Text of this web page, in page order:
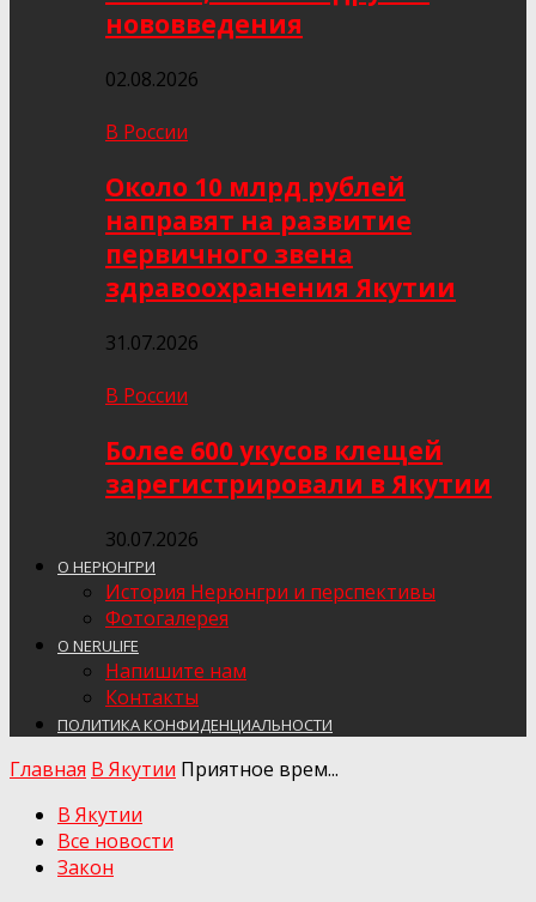
нововведения
02.08.2026
В России
Около 10 млрд рублей
направят на развитие
первичного звена
здравоохранения Якутии
31.07.2026
В России
Более 600 укусов клещей
зарегистрировали в Якутии
30.07.2026
О НЕРЮНГРИ
История Нерюнгри и перспективы
Фотогалерея
О NERULIFE
Напишите нам
Контакты
ПОЛИТИКА КОНФИДЕНЦИАЛЬНОСТИ
Главная В Якутии Приятное врем...
В Якутии
Все новости
Закон